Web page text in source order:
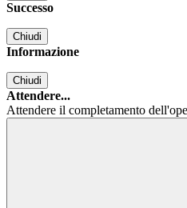
Successo
Chiudi
Informazione
Chiudi
Attendere...
Attendere il completamento